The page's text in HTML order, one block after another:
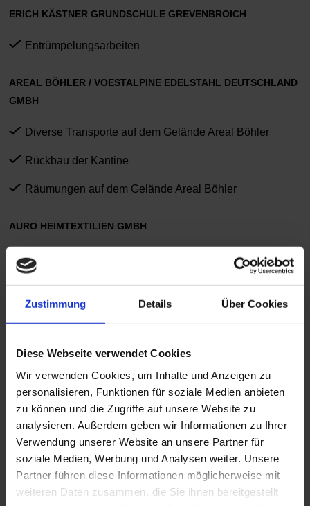
Zustimmung Details Über Cookies
Diese Webseite verwendet Cookies
Wir verwenden Cookies, um Inhalte und Anzeigen zu
personalisieren, Funktionen für soziale Medien anbieten
zu können und die Zugriffe auf unsere Website zu
analysieren. Außerdem geben wir Informationen zu Ihrer
Verwendung unserer Website an unsere Partner für
soziale Medien, Werbung und Analysen weiter. Unsere
Partner führen diese Informationen möglicherweise mit
weiteren Daten zusammen, die Sie ihnen bereitgestellt
ERICH KÄSTNER GRUNDSCHULE GREVENBROICH
Entrümpelungsarbeiten
AREAL BÖHLER / VOESTALPINE EDELSTAHL DEUTSCHLAND
GMBH
Diverse Transporte auf dem Gelände Areal Böhler
Rückbau der Kantine
Räumungen auf dem Gelände Areal Böhler
AURO HEIMTEXTILIEN GMBH
Neumöbelmontage in der Verwaltung
Umzug des Lagers von Nettetal nach Grefrath
Umräumarbeiten nach Lagererweiterung
AUTOHAUS TÖNNEMANN COESFELD
80 Kubikmeter Büromöbeltransport von Viersen nach
Coesfeld
SCHLÜTTERSCHE BUCHHANDLUNG